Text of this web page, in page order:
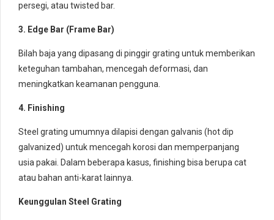
persegi, atau twisted bar.
3. Edge Bar (Frame Bar)
Bilah baja yang dipasang di pinggir grating untuk memberikan
keteguhan tambahan, mencegah deformasi, dan
meningkatkan keamanan pengguna.
4. Finishing
Steel grating umumnya dilapisi dengan galvanis (hot dip
galvanized) untuk mencegah korosi dan memperpanjang
usia pakai. Dalam beberapa kasus, finishing bisa berupa cat
atau bahan anti-karat lainnya.
Keunggulan Steel Grating